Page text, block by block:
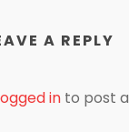
A REPLY
in to post a